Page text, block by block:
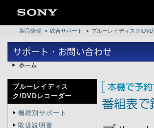
製品情報 > 総合サポート > ブルーレイディスク/
ブルーレイディス
ク/DVDレコーダー
機種別サポート
取扱説明書